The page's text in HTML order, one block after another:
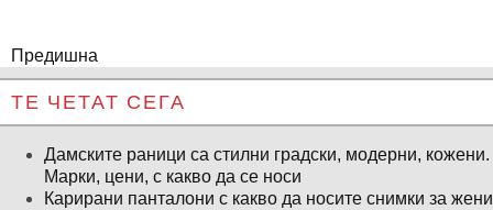
Предишна
ТЕ ЧЕТАТ СЕГА
Дамските раници са стилни градски, модерни, кожени.
Марки, цени, с какво да се носи
Карирани панталони с какво да носите снимки за жени